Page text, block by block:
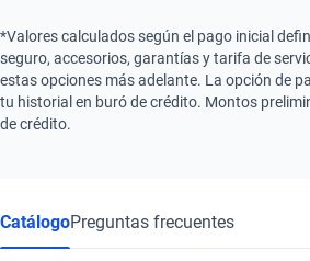
*Valores calculados según el pago inicial
seguro, accesorios, garantías y tarifa de
estas opciones más adelante. La opción de
tu historial en buró de crédito. Montos
de crédito.
CatálogoPreguntas frecuentes